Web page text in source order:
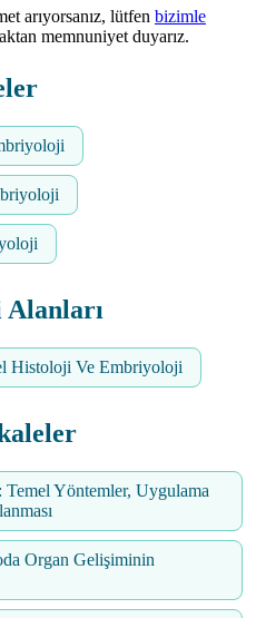
arıyorsanız, lütfen bizimle
memnuniyet duyarız.
Alanları
Histoloji Ve Embriyoloji
Yöntemler, Uygulama
Organ Gelişiminin